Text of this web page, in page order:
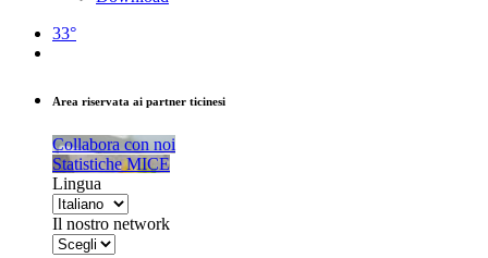
33°
Area riservata ai partner ticinesi
Collabora con noi
Statistiche MICE
Lingua
Il nostro network